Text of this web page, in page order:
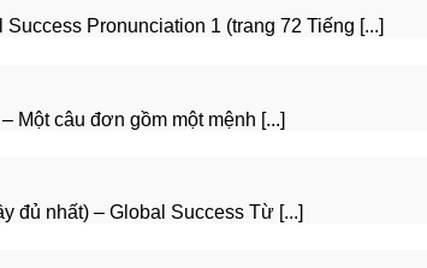
Pronunciation 1 (trang 72 Tiếng [...]
Một câu đơn gồm một mệnh [...]
đủ nhất) – Global Success Từ [...]